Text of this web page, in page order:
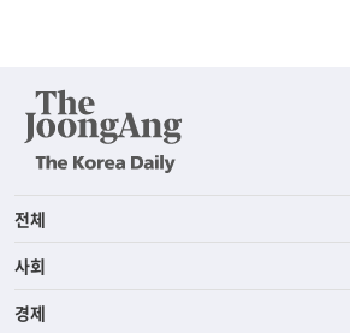
전체
사회
경제